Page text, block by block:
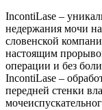
IncontiLase –
недержания мочи
словенской
настоящим
операции и без
IncontiLase –
передней стенки